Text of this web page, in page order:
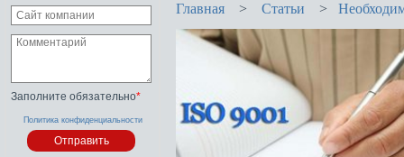
Заполните обязательно*
Политика конфиденциальности
Главная > Статьи >